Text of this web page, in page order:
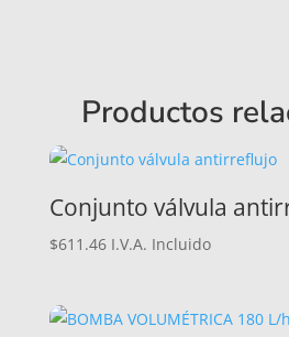
Productos
Conjunto válvula
$611.46 I.V.A. Incluido